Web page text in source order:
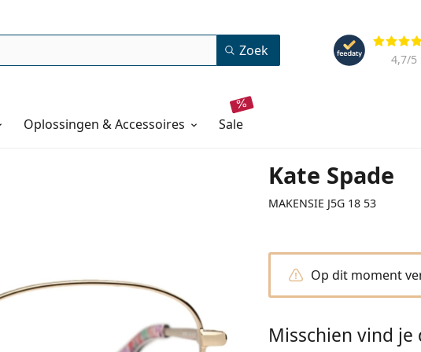
Beoordelingen
4,7/5
Zoek
Oplossingen & Accessoires sale
Kate Spade
MAKENSIE J5G 18 53
Op dit moment
Misschien vind